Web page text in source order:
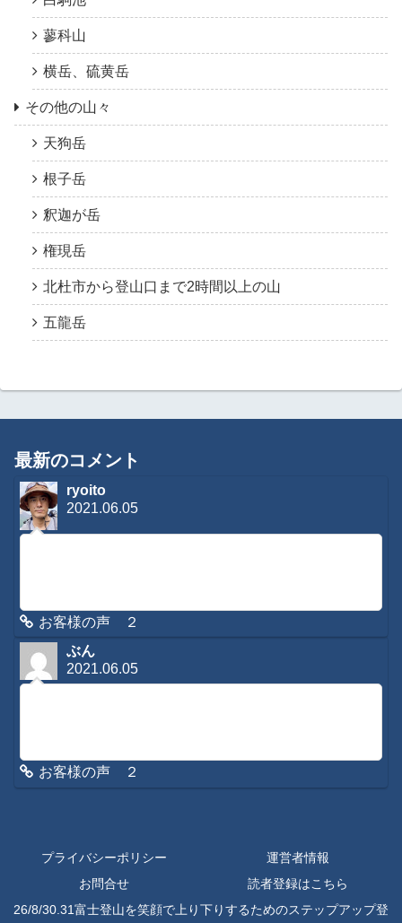
蓼科山
横岳、硫黄岳
その他の山々
天狗岳
根子岳
釈迦が岳
権現岳
北杜市から登山口まで2時間以上の山
五龍岳
最新のコメント
ryoito
2021.06.05
お客様の声 ２
ぶん
2021.06.05
お客様の声 ２
プライバシーポリシー
運営者情報
お問合せ
読者登録はこちら
26/8/30.31富士登山を笑顔で上り下りするためのステップアップ登